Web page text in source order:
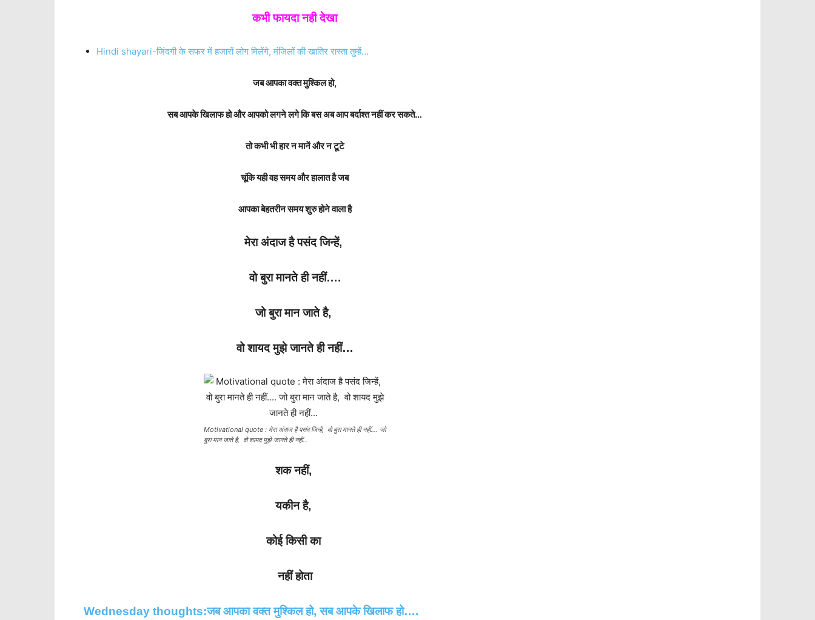
कभी फायदा नही देखा
Hindi shayari-जिंदगी के सफर में हजारों लोग मिलेंगे, मंजिलों की खातिर रास्ता तुम्हें…
जब आपका वक्त मुश्किल हो,
सब आपके खिलाफ हो और आपको लगने लगे कि बस अब आप बर्दाश्त नहीं कर सकते…
तो कभी भी हार न मानें और न टूटे
चूंकि यही वह समय और हालात है जब
आपका बेहतरीन समय शुरु होने वाला है
मेरा अंदाज है पसंद जिन्हें,
वो बुरा मानते ही नहीं….
जो बुरा मान जाते है,
वो शायद मुझे जानते ही नहीं…
Motivational quote : मेरा अंदाज है पसंद जिन्हें, वो बुरा मानते ही नहीं…. जो
बुरा मान जाते है, वो शायद मुझे जानते ही नहीं…
शक नहीं,
यकीन है,
कोई किसी का
नहीं होता
Wednesday thoughts:जब आपका वक्त मुश्किल हो, सब आपके खिलाफ हो….